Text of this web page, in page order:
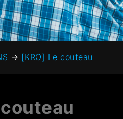
→ [KRO] Le couteau